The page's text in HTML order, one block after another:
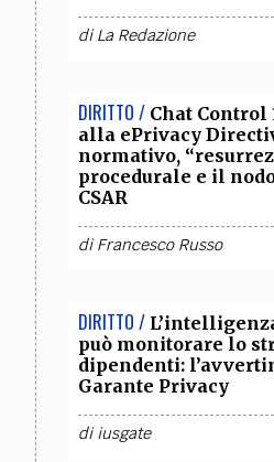
diLa Redazione
DIRITTO / Chat Control
alla ePrivacy
normativo,
procedurale e il
CSAR
diFrancesco Russo
DIRITTO /
può monitorare lo
dipendenti:
Garante Privacy
diiusgate